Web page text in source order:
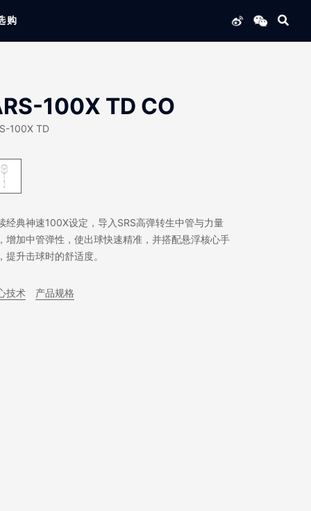
购
100X TD CO
100X TD
经典神速100X设定，导入SRS高弹转生中管与力量
增加中管弹性，使出球快速精准，并搭配悬浮核心手
提升击球时的舒适度。
技术 产品规格